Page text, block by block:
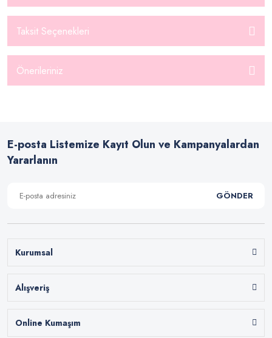
Taksit Seçenekleri
Önerileriniz
E-posta Listemize Kayıt Olun ve Kampanyalardan
Yararlanın
GÖNDER
Kurumsal
Alışveriş
Online Kumaşım